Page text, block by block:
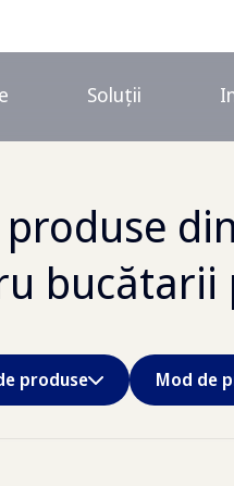
Soluții
produse Mod de